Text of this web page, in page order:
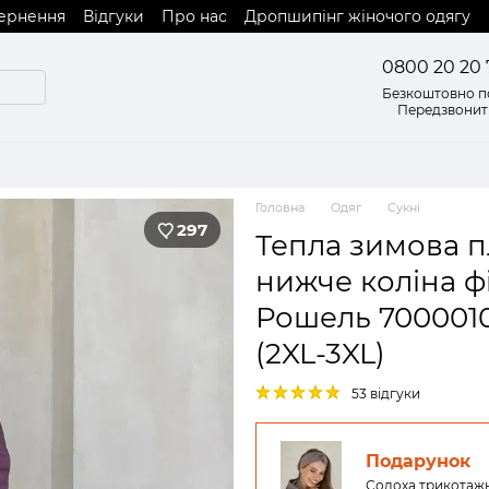
Відгуки Про нас Дропшипінг жіночого одягу
0800 20 20
Безкоштовно
297
Головна Одяг Сукні
Тепла зимова
нижче коліна
Рошель
(2XL-3XL)
53 відгуки
Подарунок
Солоха